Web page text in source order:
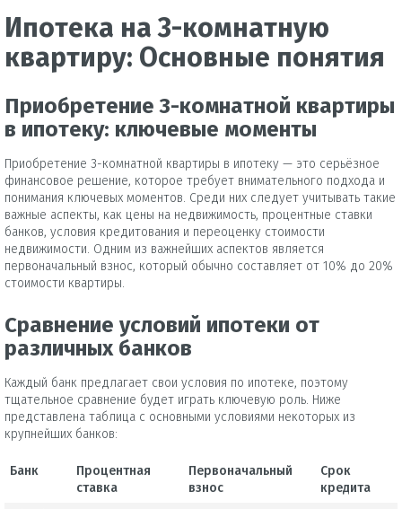
Ипотека на 3-комнатную
квартиру: Основные понятия
Приобретение 3-комнатной квартиры
в ипотеку: ключевые моменты
Приобретение 3-комнатной квартиры в ипотеку — это серьёзное
финансовое решение, которое требует внимательного подхода и
понимания ключевых моментов. Среди них следует учитывать такие
важные аспекты, как цены на недвижимость, процентные ставки
банков, условия кредитования и переоценку стоимости
недвижимости. Одним из важнейших аспектов является
первоначальный взнос, который обычно составляет от 10% до 20%
стоимости квартиры.
Сравнение условий ипотеки от
различных банков
Каждый банк предлагает свои условия по ипотеке, поэтому
тщательное сравнение будет играть ключевую роль. Ниже
представлена таблица с основными условиями некоторых из
крупнейших банков:
Банк
Процентная
ставка
Первоначальный
взнос
Срок
кредита